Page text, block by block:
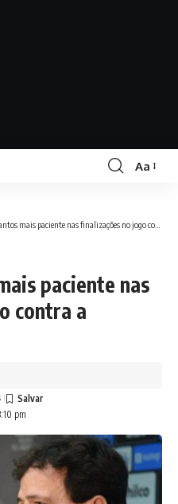
Aa
mais paciente nas finalizações no jogo contra a Juazeirense
paciente nas
contra a
pm